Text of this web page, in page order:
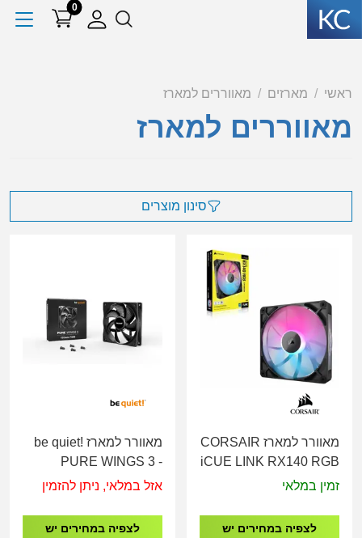
0
ראשי מארזים מאווררים למארז
מאווררים למארז
סינון מוצרים
מאוורר למארז CORSAIR
iCUE LINK RX140 RGB
140mm PWM
זמין במלאי
לצפיה במחירים יש
מאוורר למארז be quiet!
PURE WINGS 3 -
120MM PWM
אזל במלאי, ניתן להזמין
לצפיה במחירים יש